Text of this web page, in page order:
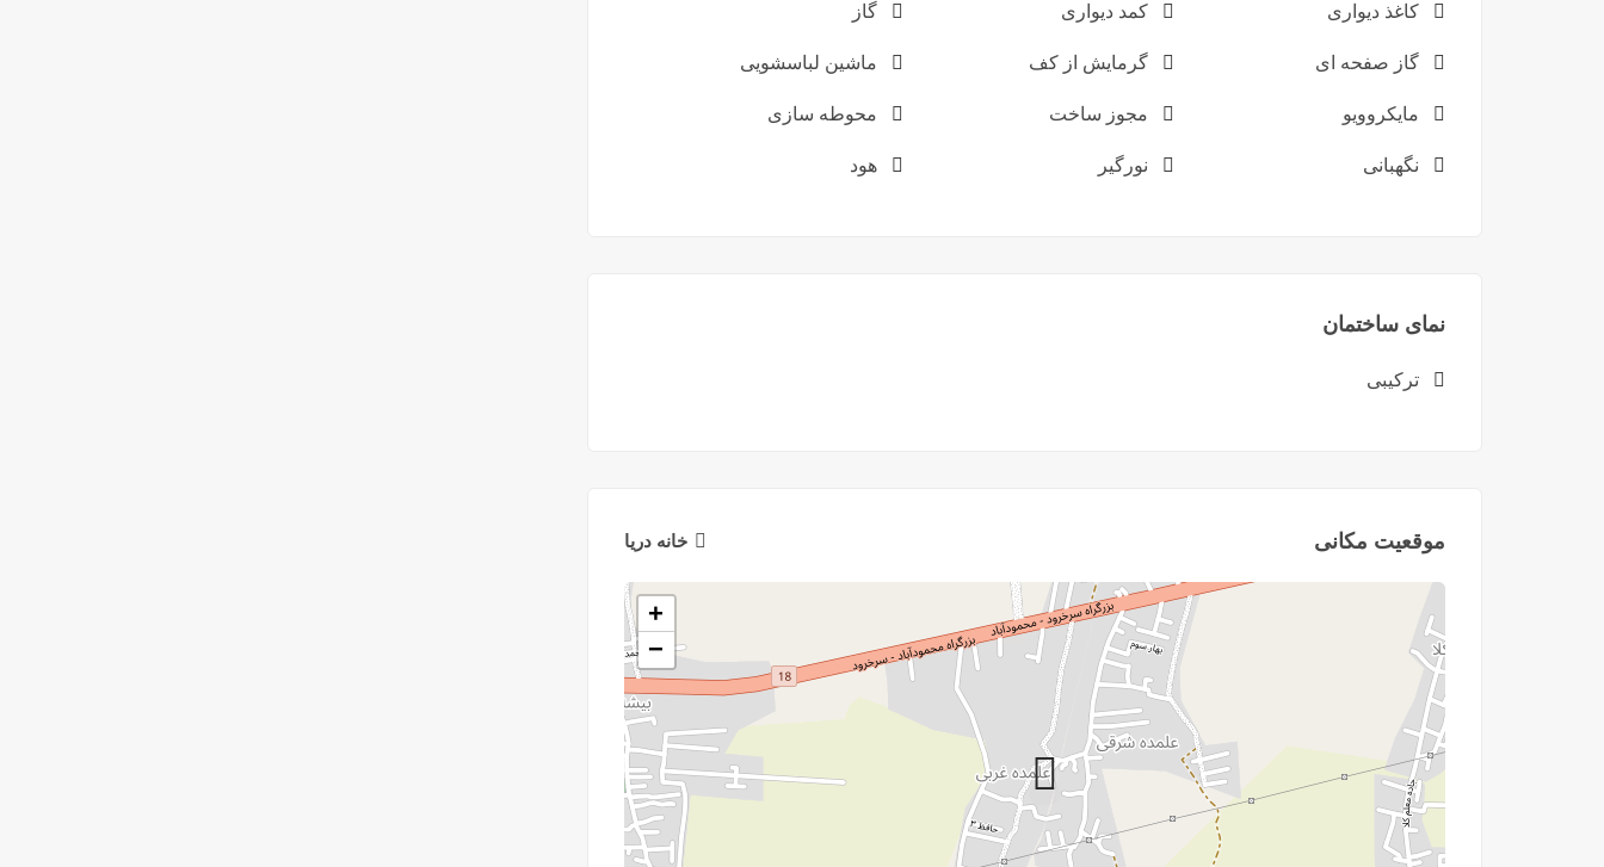
کاغذ دیواری کمد دیواری گاز
گاز صفحه ای گرمایش از کف ماشین لباسشویی
مایکروویو مجوز ساخت محوطه سازی
نگهبانی نورگیر هود
نمای ساختمان
ترکیبی
موقعیت مکانی خانه دريا
+
−